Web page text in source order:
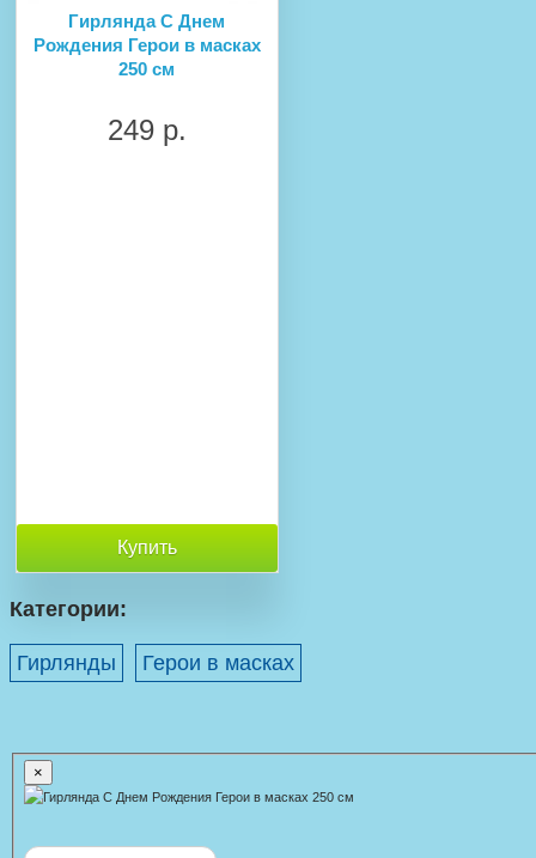
Гирлянда С Днем
Рождения Герои в масках
250 см
249 р.
Купить
Категории:
Гирлянды Герои в масках
×